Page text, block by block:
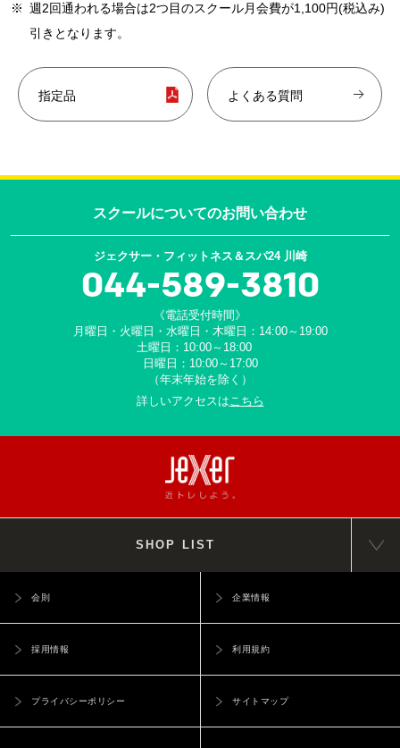
※ 週2回通われる場合は2つ目のスクール月会費が1,100円(税込み)
引きとなります。
指定品 よくある質問
スクールについてのお問い合わせ
ジェクサー・フィットネス＆スパ24 川崎
044-589-3810
《電話受付時間》
月曜日・火曜日・水曜日・木曜日：14:00～19:00
土曜日：10:00～18:00
日曜日：10:00～17:00
（年末年始を除く）
詳しいアクセスはこちら
SHOP LIST
会則 企業情報
採用情報 利用規約
プライバシーポリシー サイトマップ